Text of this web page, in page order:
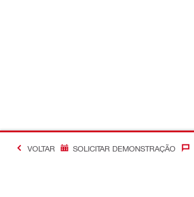
VOLTAR SOLICITAR DEMONSTRAÇÃO